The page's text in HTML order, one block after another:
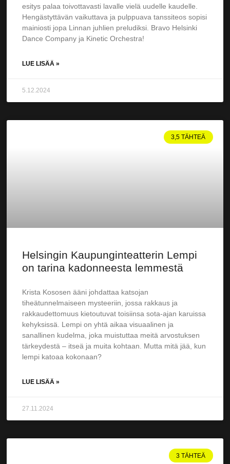
esitys palaa toivottavasti lavalle vielä uudelle kaudelle.
Hengästyttävän vaikuttava ja pulppuava tanssiteos sopisi
mainiosti jopa Linnan juhlien preludiksi. Bravo Helsinki
Dance Company ja Kinetic Orchestra!
LUE LISÄÄ »
5.12.2024
3,5 TÄHTEÄ
Helsingin Kaupunginteatterin Lempi
on tarina kadonneesta lemmestä
Krista Kososen ääni johdattaa katsojan
tiheätunnelmaiseen mysteeriin, jossa rakkaus ja
rakkaudettomuus kietoutuvat toisiinsa sota-ajan karuissa
kehyksissä. Lempi on yhtä aikaa visuaalinen ja
sanallinen kudelma, joka muistuttaa meitä arvostuksen
tärkeydestä – itseä ja muita kohtaan. Mutta mitä jää, kun
lempi katoaa kokonaan?
LUE LISÄÄ »
27.11.2024
3 TÄHTEÄ